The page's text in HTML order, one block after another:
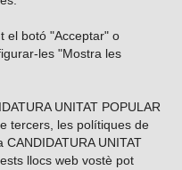
el botó "Acceptar" o
les "Mostra les
UNITAT POPULAR
tercers, les polítiques de
UNITAT
llocs web vostè pot
butlletí?